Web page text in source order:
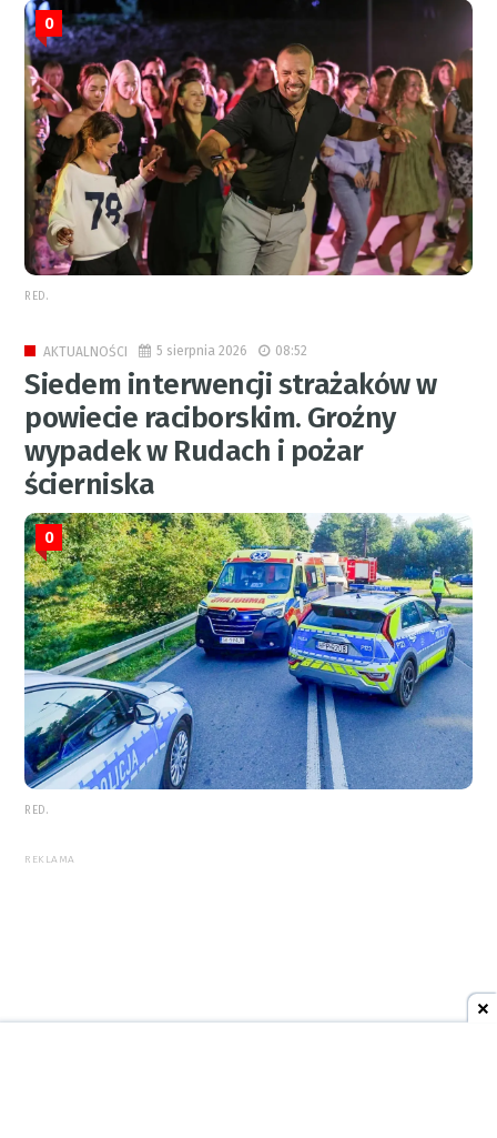
0
RED.
AKTUALNOŚCI 5 sierpnia 2026 08:52
Siedem interwencji strażaków w
powiecie raciborskim. Groźny
wypadek w Rudach i pożar
ścierniska
0
RED.
REKLAMA